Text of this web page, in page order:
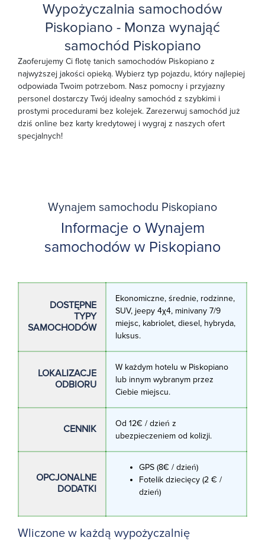
Wypożyczalnia samochodów
Piskopiano - Monza wynająć
samochód Piskopiano
Zaoferujemy Ci flotę tanich samochodów Piskopiano z
najwyższej jakości opieką. Wybierz typ pojazdu, który najlepiej
odpowiada Twoim potrzebom. Nasz pomocny i przyjazny
personel dostarczy Twój idealny samochód z szybkimi i
prostymi procedurami bez kolejek. Zarezerwuj samochód już
dziś online bez karty kredytowej i wygraj z naszych ofert
specjalnych!
Wynajem samochodu Piskopiano
Informacje o Wynajem
samochodów w Piskopiano
DOSTĘPNE
TYPY
SAMOCHODÓW
Ekonomiczne, średnie, rodzinne,
SUV, jeepy 4χ4, minivany 7/9
miejsc, kabriolet, diesel, hybryda,
luksus.
LOKALIZACJE
ODBIORU
W każdym hotelu w Piskopiano
lub innym wybranym przez
Ciebie miejscu.
CENNIK
Od 12€ / dzień z
ubezpieczeniem od kolizji.
OPCJONALNE
DODATKI
GPS (8€ / dzień)
Fotelik dziecięcy (2 € /
dzień)
Wliczone w każdą wypożyczalnię